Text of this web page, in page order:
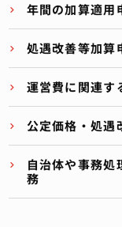
年間の加算適用
処遇改善等加算
運営費に関連す
公定価格・処遇
自治体や事務処
務